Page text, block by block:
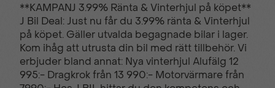
Android Auto Antisladd
**KAMPANJ 3.99% Ränta & Vinterhjul på köpet**
J Bil Deal: Just nu får du 3.99% ränta & Vinterhjul
på köpet. Gäller utvalda begagnade bilar i lager.
Kom ihåg att utrusta din bil med rätt tillbehör. Vi
erbjuder bland annat: Nya vinterhjul Alufälg 12
995:- Dragkrok från 13 990:- Motorvärmare från